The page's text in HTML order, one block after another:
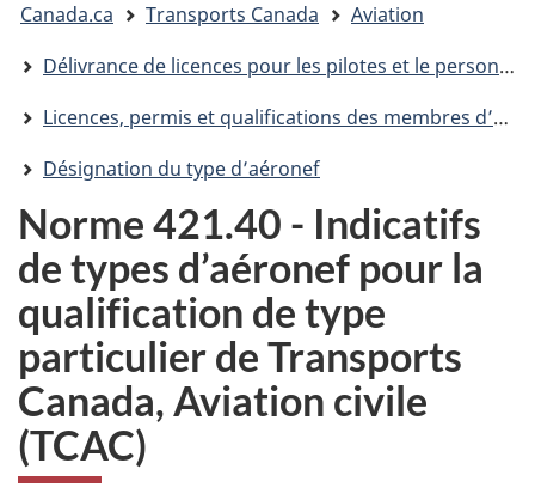
êtes
ici
Canada.ca Transports Canada
Aviation
Délivrance de licences pour les pilotes et le personnel
Licences, permis et qualifications des membres d’équipage de conduite
Désignation du type d’aéronef
Norme 421.40 - Indicatifs
de types d’aéronef pour la
qualification de type
particulier de Transports
Canada, Aviation civile
(TCAC)